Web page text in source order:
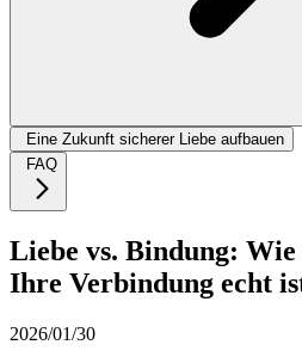
Eine Zukunft sicherer Liebe aufbauen
FAQ
Liebe vs. Bindung: Wie
Ihre Verbindung echt
2026/01/30